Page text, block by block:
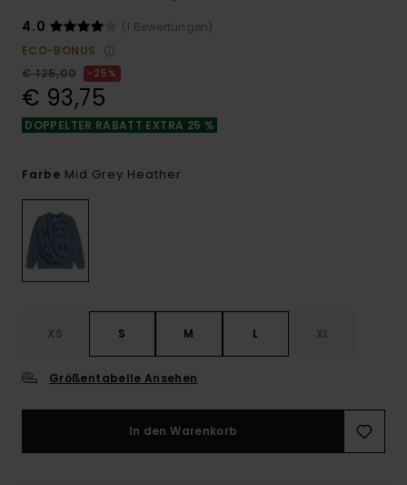
4.0
(1 Bewertungen)
ECO-BONUS
€ 125,00
25%
€ 93,75
DOPPELTER RABATT EXTRA 25 %
Farbe Mid Grey Heather
XS S M L XL
Größentabelle Ansehen
In den Warenkorb